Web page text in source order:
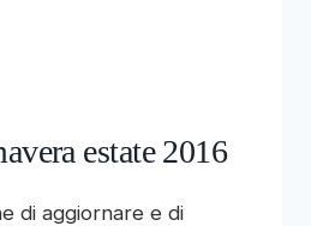
estate 2016
di aggiornare e di